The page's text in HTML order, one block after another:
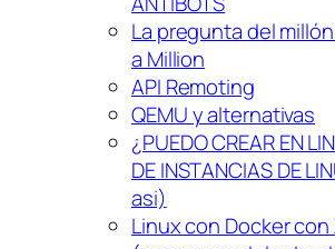
La pregunta del
a Million
API Remoting
QEMU y alternativas
¿PUEDO CREAR EN
DE INSTANCIAS DE
asi)
Linux con Docker con